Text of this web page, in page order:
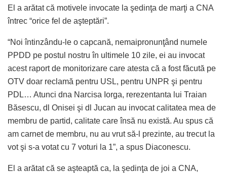
El a arătat că motivele invocate la şedinţa de marţi a CNA
întrec “orice fel de aşteptări”.
“Noi întinzându-le o capcană, nemaipronunţând numele
PPDD pe postul nostru în ultimele 10 zile, ei au invocat
acest raport de monitorizare care atesta că a fost făcută pe
OTV doar reclamă pentru USL, pentru UNPR şi pentru
PDL… Atunci dna Narcisa Iorga, rerezentanta lui Traian
Băsescu, dl Onisei şi dl Jucan au invocat calitatea mea de
membru de partid, calitate care însă nu există. Au spus că
am carnet de membru, nu au vrut să-l prezinte, au trecut la
vot şi s-a votat cu 7 voturi la 1”, a spus Diaconescu.
El a arătat că se aşteaptă ca, la şedinţa de joi a CNA,